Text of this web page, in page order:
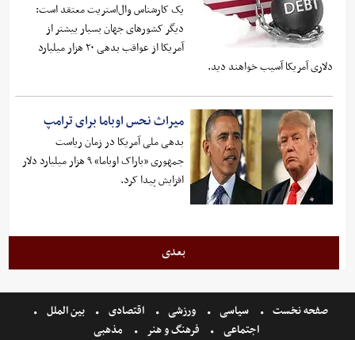
یک کارشناس وال‌استریت معتقد است:‌
دیگر کشورهای جهان بسیار بیشتر از
آمریکا از عواقب بدهی ۲۰ هزار میلیارد
دلاری آمریکا آسیب خواهند دید.
میراث نحس اوباما برای ترامپ
بدهی ملی آمریکا در زمان ریاست
جمهوری «باراک اوباما» ۹ هزار میلیارد دلار
افزایش پیدا کرد.
بعدی
صفحه نخست سیاسی ورزشی اقتصادی
بین الملل
اجتماعی
فرهنگ و هنر مذهبی